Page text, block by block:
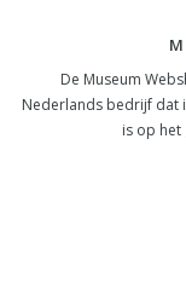
De Museum
Nederlands bedrijf dat
is op het